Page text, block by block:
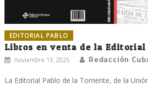
EDITORIAL PABLO
Libros en venta de la Editorial
noviembre 13, 2025 Redacción
La Editorial Pablo de la Torriente, de la